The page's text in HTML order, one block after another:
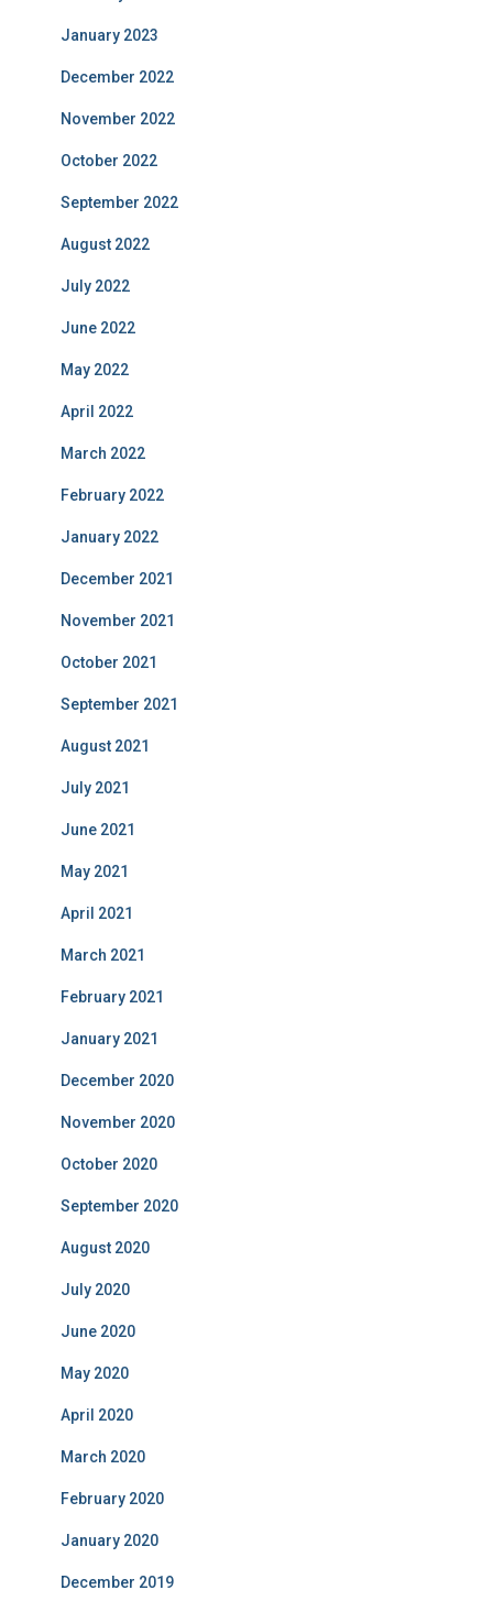
January 2023
December 2022
November 2022
October 2022
September 2022
August 2022
July 2022
June 2022
May 2022
April 2022
March 2022
February 2022
January 2022
December 2021
November 2021
October 2021
September 2021
August 2021
July 2021
June 2021
May 2021
April 2021
March 2021
February 2021
January 2021
December 2020
November 2020
October 2020
September 2020
August 2020
July 2020
June 2020
May 2020
April 2020
March 2020
February 2020
January 2020
December 2019